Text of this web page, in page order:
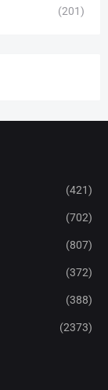
(201)
(421)
(702)
(807)
(372)
(388)
(2373)